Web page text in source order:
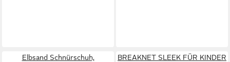
Elbsand Schnürschuh,
BREAKNET SLEEK FÜR KINDER